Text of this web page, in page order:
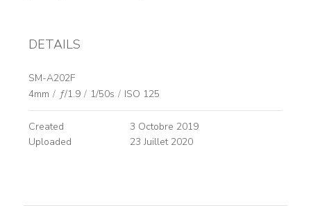
DETAILS
SM-A202F
4mm / ƒ/1.9 / 1/50s / ISO 125
Created
3 Octobre 2019
Uploaded
23 Juillet 2020